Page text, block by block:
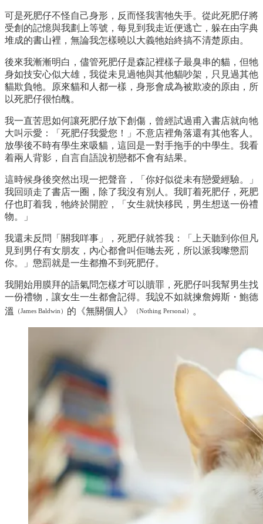
可是死肥仔不怪自己身形，反而怪我害牠失手。從此死肥仔將
受創的記憶與我劃上等號，每見到我走近便逃亡，躲在由字典
堆成的書山裡，無論我怎樣曉以大義牠始終搞不清楚原由。
後來我漸漸明白，儘管死肥仔是森記裡樣子最臭串的貓，但牠
身如技安心似大雄，我從未見過牠與其他貓吵架，只見過其他
貓欺負牠。原來貓和人都一樣，身形會成為被欺凌的原由，所
以死肥仔很怕醜。
我一直苦思如何讓死肥仔放下創傷，曾經試過甫入書店就向牠
大叫示愛：「死肥仔我愛您！」不意店裡角落還有其他客人。
放學後不時有學生來吸貓，這回是一對手拖手的中學生。我看
着兩人背影，自言自語說初戀都不會有結果。
這時候身後突然出現一把聲音，「你好似從未有戀愛經驗。」
我回頭走了書店一圈，除了我沒有別人。我盯着死肥仔，死肥
仔也盯着我，牠終於開腔，「女生就快移民，男生想送一份禮
物。」
我還未反問「關我咩事」，死肥仔就答我：「上天聽到你但凡
見到男仔有女朋友，內心都會叫佢哋去死，所以派我嚟懲罰
你。」懲罰就是一生都撸不到死肥仔。
我開始用膜拜的語氣問怎樣才可以贖罪，死肥仔叫我幫男生找
一份禮物，讓女生一生都會記得。我說不如就揀詹姆斯・鮑德
溫
（James Baldwin） 的《無關個人》 （Nothing Personal） 。